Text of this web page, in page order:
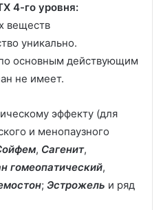
4-го уровня:
веществ
уникально.
основным действующим
не имеет.
эффекту (для
и менопаузного
, Сагенит,
гомеопатический,
; Эстрожель и ряд